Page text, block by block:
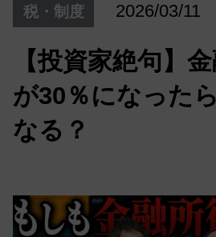
税・制度 2026/03/11
【投資家絶句】
が30％になった
なる？